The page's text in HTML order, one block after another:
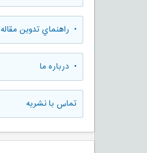
• راهنماي تدوين مقاله
• درباره ما
تماس با نشریه